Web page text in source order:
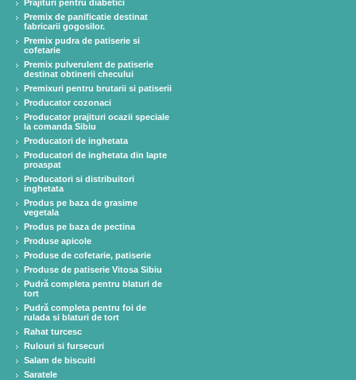
Prajituri pentru diabetici
Premix de panificatie destinat
fabricarii gogosilor.
Premix pudra de patiserie si
cofetarie
Premix pulverulent de patiserie
destinat obtinerii checului
Premixuri pentru brutarii si patiserii
Producator cozonaci
Producator prajituri ocazii speciale
la comanda Sibiu
Producatori de inghetata
Producatori de inghetata din lapte
proaspat
Producatori si distribuitori
inghetata
Produs pe baza de grasime
vegetala
Produs pe baza de pectina
Produse apicole
Produse de cofetarie, patiserie
Produse de patiserie Vitosa Sibiu
Pudră completa pentru blaturi de
tort
Pudră completa pentru foi de
rulada si blaturi de tort
Rahat turcesc
Rulouri si fursecuri
Salam de biscuiti
Saratele